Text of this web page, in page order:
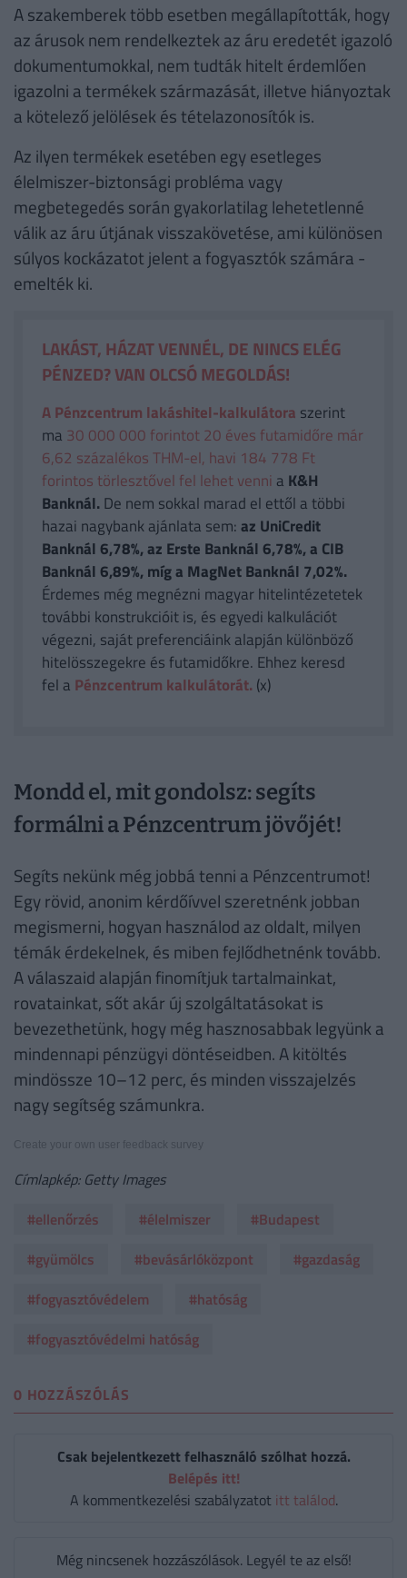
A szakemberek több esetben megállapították, hogy
az árusok nem rendelkeztek az áru eredetét igazoló
dokumentumokkal, nem tudták hitelt érdemlően
igazolni a termékek származását, illetve hiányoztak
a kötelező jelölések és tételazonosítók is.
Az ilyen termékek esetében egy esetleges
élelmiszer-biztonsági probléma vagy
megbetegedés során gyakorlatilag lehetetlenné
válik az áru útjának visszakövetése, ami különösen
súlyos kockázatot jelent a fogyasztók számára -
emelték ki.
LAKÁST, HÁZAT VENNÉL, DE NINCS ELÉG
PÉNZED? VAN OLCSÓ MEGOLDÁS!
A Pénzcentrum lakáshitel-kalkulátora szerint
ma 30 000 000 forintot 20 éves futamidőre már
6,62 százalékos THM-el, havi 184 778 Ft
forintos törlesztővel fel lehet venni a K&H
Banknál.De nem sokkal marad el ettől a többi
hazai nagybank ajánlata sem:az UniCredit
Banknál 6,78%, az Erste Banknál 6,78%, a CIB
Banknál 6,89%, míg a MagNet Banknál 7,02%.
Érdemes még megnézni magyar hitelintézetetek
további konstrukcióit is, és egyedi kalkulációt
végezni, saját preferenciáink alapján különböző
hitelösszegekre és futamidőkre. Ehhez keresd
fel a Pénzcentrum kalkulátorát. (x)
Mondd el, mit gondolsz: segíts
formálni a Pénzcentrum jövőjét!
Segíts nekünk még jobbá tenni a Pénzcentrumot!
Egy rövid, anonim kérdőívvel szeretnénk jobban
megismerni, hogyan használod az oldalt, milyen
témák érdekelnek, és miben fejlődhetnénk tovább.
A válaszaid alapján finomítjuk tartalmainkat,
rovatainkat, sőt akár új szolgáltatásokat is
bevezethetünk, hogy még hasznosabbak legyünk a
mindennapi pénzügyi döntéseidben. A kitöltés
mindössze 10–12 perc, és minden visszajelzés
nagy segítség számunkra.
Create your own user feedback survey
Címlapkép: Getty Images
#ellenőrzés
#élelmiszer
#Budapest
#gyümölcs
#bevásárlóközpont
#gazdaság
#fogyasztóvédelem
#hatóság
#fogyasztóvédelmi hatóság
0 HOZZÁSZÓLÁS
Csak bejelentkezett felhasználó szólhat hozzá.
Belépés itt!
A kommentkezelési szabályzatot itt találod.
Még nincsenek hozzászólások. Legyél te az első!